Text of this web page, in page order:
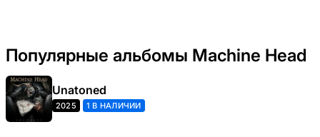
Популярные альбомы Machine Head
Unatoned
2025 1 В НАЛИЧИИ